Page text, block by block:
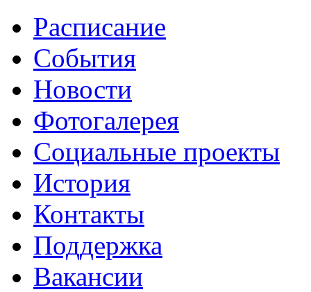
Расписание
События
Новости
Фотогалерея
Социальные проекты
История
Контакты
Поддержка
Вакансии